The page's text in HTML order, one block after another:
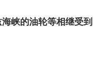
峡的油轮等相继受到